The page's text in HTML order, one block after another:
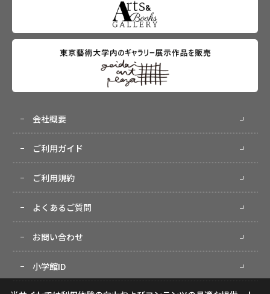
会社概要
ご利用ガイド
ご利用規約
よくあるご質問
お問い合わせ
小学館ID